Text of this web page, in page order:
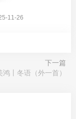
11-26
下一篇
鸿丨冬语（外一首）